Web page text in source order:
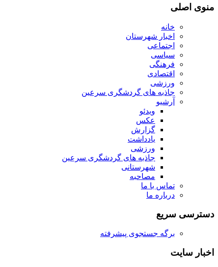
منوی اصلی
خانه
اخبار شهرستان
اجتماعی
سیاسی
فرهنگی
اقتصادی
ورزشی
جاذبه های گردشگری سرعین
آرشیو
ویدئو
عکس
گزارش
یادداشت
ورزشی
جاذبه های گردشگری سرعین
شهرستانی
مصاحبه
تماس با ما
درباره ما
دسترسی سریع
برگه جستجوی پیشرفته
اخبار سایت